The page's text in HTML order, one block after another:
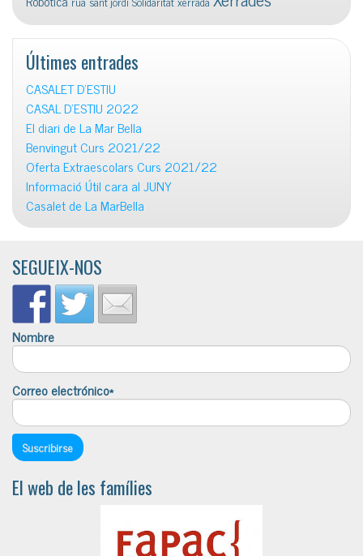
Últimes entrades
CASALET D’ESTIU
CASAL D’ESTIU 2022
El diari de La Mar Bella
Benvingut Curs 2021/22
Oferta Extraescolars Curs 2021/22
Informació Útil cara al JUNY
Casalet de La MarBella
SEGUEIX-NOS
Nombre
Correo electrónico*
El web de les famílies